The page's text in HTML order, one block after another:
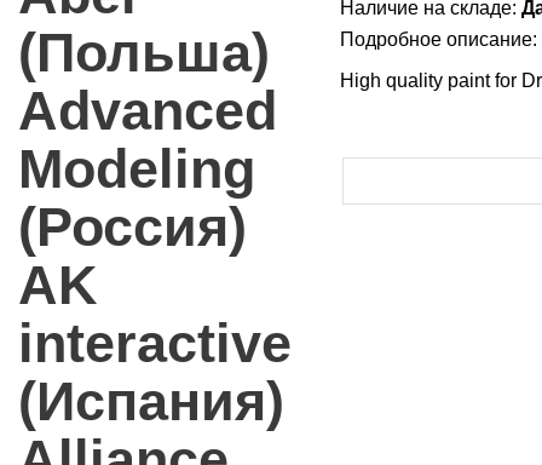
(Польша)
Advanced
Modeling
(Россия)
AK
interactive
(Испания)
Наличие на складе:
Подробное описание:
High quality paint for